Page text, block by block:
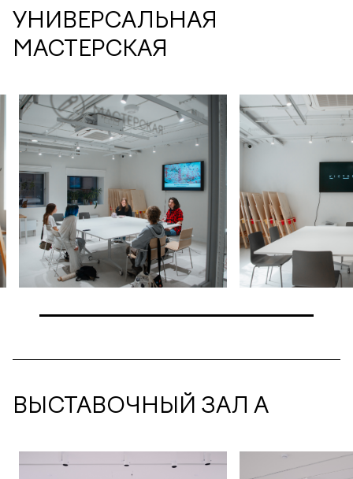
УНИВЕРСАЛЬНАЯ
МАСТЕРСКАЯ
ВЫСТАВОЧНЫЙ ЗАЛ А